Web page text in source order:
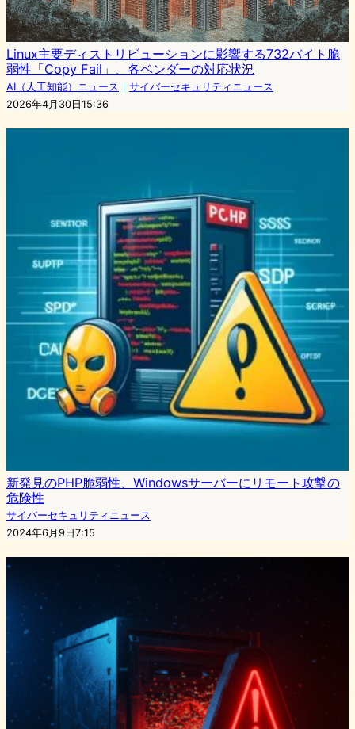
Linux主要ディストリビューションに影響する732バイト脆
弱性「Copy Fail」、各ベンダーの対応状況
AI（人工知能）ニュース ｜ サイバーセキュリティニュース
2026年4月30日15:36
新発見のPHP脆弱性、Windowsサーバーにリモート攻撃の
危険性
サイバーセキュリティニュース
2024年6月9日7:15